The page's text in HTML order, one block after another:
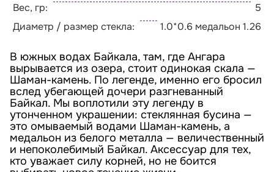
Вес, гр:
5
Диаметр / размер стекла:
1.0*0.6 медальон 1.26
В южных водах Байкала, там, где Ангара
вырывается из озера, стоит одинокая скала —
Шаман-камень. По легенде, именно его бросил
вслед убегающей дочери разгневанный
Байкал. Мы воплотили эту легенду в
утонченном украшении: стеклянная бусина —
это омываемый водами Шаман-камень, а
медальон из белого металла — величественный
и непоколебимый Байкал. Аксессуар для тех,
кто уважает силу корней, но не боится